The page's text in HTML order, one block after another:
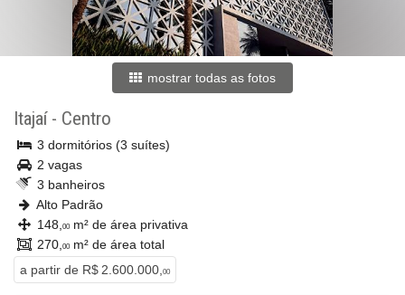
mostrar todas as fotos
Itajaí- Centro
3 dormitórios (3 suítes)
2 vagas
3 banheiros
Alto Padrão
148, 00m² de área privativa
270, 00m² de área total
a partir de R$ 2.600.000, 00